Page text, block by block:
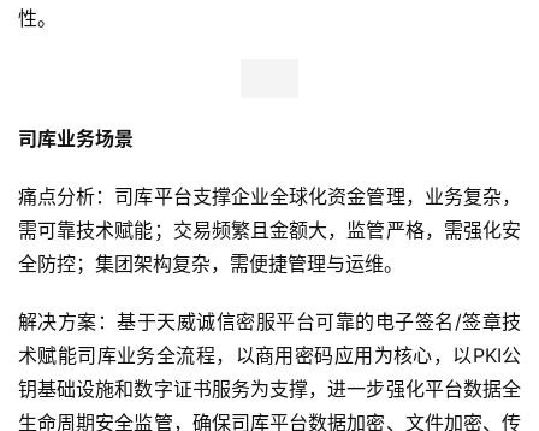
首
页
新
性。
司库业务场景
痛点分析：司库平台支撑企业全球化资金管理，业务复杂，
需可靠技术赋能；交易频繁且金额大，监管严格，需强化安
全防控；集团架构复杂，需便捷管理与运维。
解决方案：基于天威诚信密服平台可靠的电子签名/签章技
术赋能司库业务全流程，以商用密码应用为核心，以PKI公
钥基础设施和数字证书服务为支撑，进一步强化平台数据全
生命周期安全监管，确保司库平台数据加密、文件加密、传